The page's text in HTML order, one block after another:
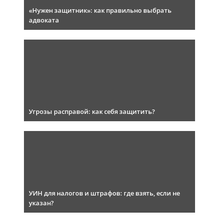
«Нужен защитник»: как правильно выбрать
адвоката
Угрозы расправой: как себя защитить?
УИН для налогов и штрафов: где взять, если не
указан?